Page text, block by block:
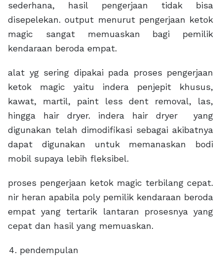
sederhana, hasil pengerjaan tidak bisa
disepelekan. output menurut pengerjaan ketok
magic sangat memuaskan bagi pemilik
kendaraan beroda empat.
alat yg sering dipakai pada proses pengerjaan
ketok magic yaitu indera penjepit khusus,
kawat, martil, paint less dent removal, las,
hingga hair dryer. indera hair dryer yang
digunakan telah dimodifikasi sebagai akibatnya
dapat digunakan untuk memanaskan bodi
mobil supaya lebih fleksibel.
proses pengerjaan ketok magic terbilang cepat.
nir heran apabila poly pemilik kendaraan beroda
empat yang tertarik lantaran prosesnya yang
cepat dan hasil yang memuaskan.
pendempulan